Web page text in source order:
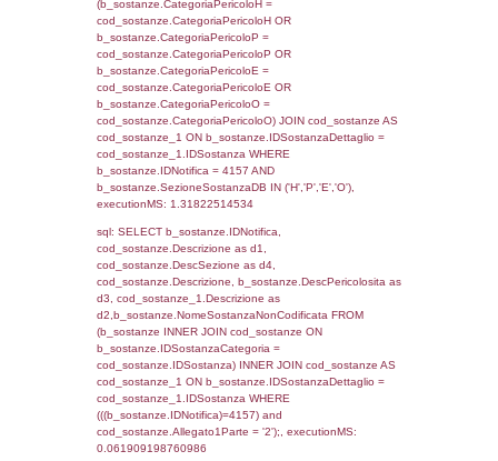
JOIN cod_territori_tipologia ON
(reg_f_territori_limitrofi.IDTipologiaTerritorio =
cod_territori_tipologia.IDTipologiaTerritorio)
(reg_f_territori_limitrofi.IDTipoTerritorio =
cod_territori_tipologia.IDTerritorioTP)
0.01917290687561
sql: SELECT f_territori_limitrofi.Distanza,
f_territori_limitrofi.Direzione,
f_territori_limitrofi.Denominazione,
rofi.DescAltro FROM f_territori_limitrofi
cod_territori_tipologia ON
(f_territori_limitrofi.IDTipologiaTerritorio =
cod_territori_tipologia.IDTipologiaTerritorio)
(f_territori_limitrofi.IDTipoTerritorio =